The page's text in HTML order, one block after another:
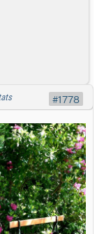
#1778